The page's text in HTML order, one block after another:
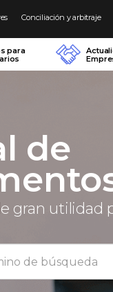
Conciliación y arbitraje
para
de
gran utilidad